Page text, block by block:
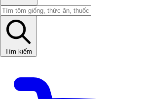
Tìm kiếm